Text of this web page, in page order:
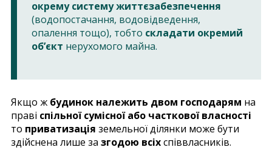
окрему систему життєзабезпечення
(водопостачання, водовідведення,
опалення тощо), тобто складати окремий
об’єкт нерухомого майна.
Якщо ж будинок належить двом господарям на
праві спільної сумісної або часткової власності
то приватизація земельної ділянки може бути
здійснена лише за згодою всіхспіввласників.